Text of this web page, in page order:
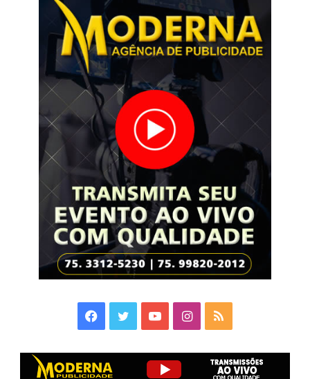
Facebook
TwitterYouTubeInstagram
RSS